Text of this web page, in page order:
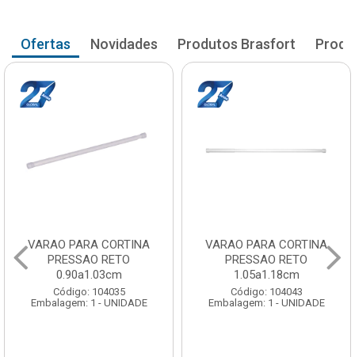
Ofertas Novidades Produtos Brasfort
VARAO PARA CORTINA
PRESSAO RETO
1.05a1.18cm
Código: 104043
Embalagem: 1 - UNIDADE
VARAO PARA CORTINA
PRESSAO RETO
1.20a1.33cm
Código: 104051
Embalagem: 1 - UNIDADE